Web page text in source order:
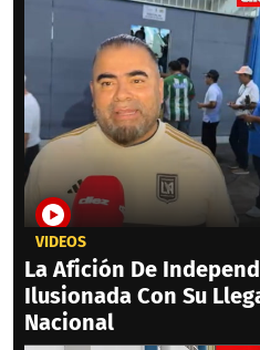
VIDEOS
La Afición De
Ilusionada Con Su
Nacional